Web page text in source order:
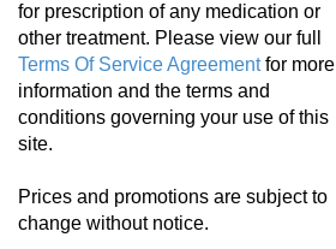
for prescription of any medication or
other treatment. Please view our full
Terms Of Service Agreementfor more
information and the terms and
conditions governing your use of this
site.
Prices and promotions are subject to
change without notice.